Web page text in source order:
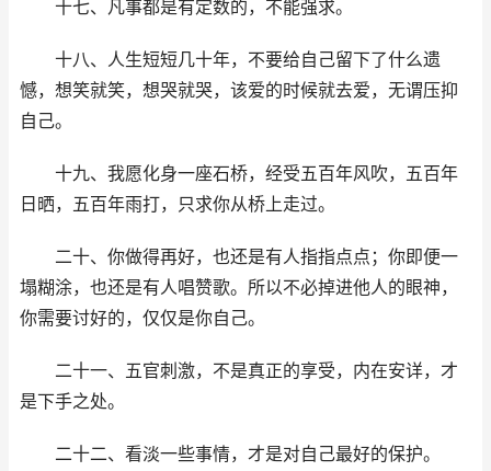
十七、凡事都是有定数的，不能强求。
十八、人生短短几十年，不要给自己留下了什么遗
憾，想笑就笑，想哭就哭，该爱的时候就去爱，无谓压抑
自己。
十九、我愿化身一座石桥，经受五百年风吹，五百年
日晒，五百年雨打，只求你从桥上走过。
二十、你做得再好，也还是有人指指点点；你即便一
塌糊涂，也还是有人唱赞歌。所以不必掉进他人的眼神，
你需要讨好的，仅仅是你自己。
二十一、五官刺激，不是真正的享受，内在安详，才
是下手之处。
二十二、看淡一些事情，才是对自己最好的保护。